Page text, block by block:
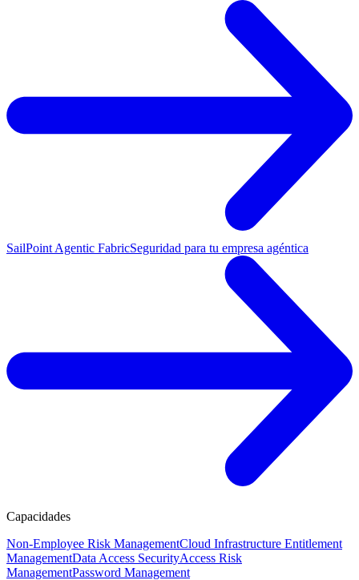
SailPoint Agentic FabricSeguridad para tu empresa agéntica
Capacidades
Non-Employee Risk ManagementCloud Infrastructure Entitlement
ManagementData Access SecurityAccess Risk
ManagementPassword Management